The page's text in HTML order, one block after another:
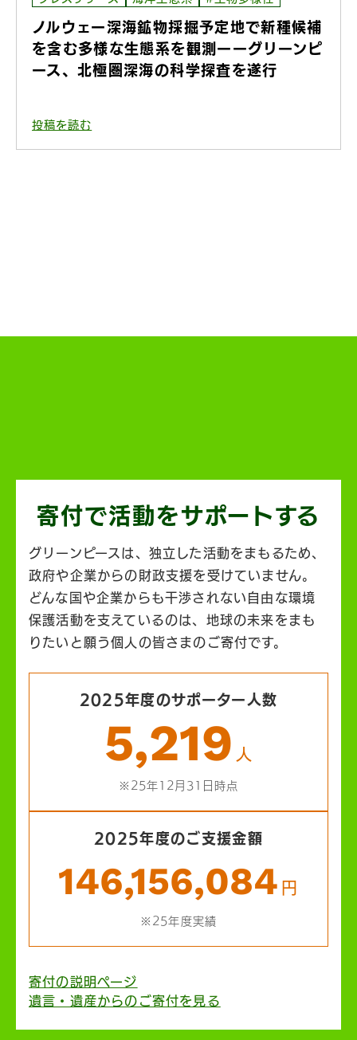
ノルウェー深海鉱物採掘予定地で新種候補
を含む多様な生態系を観測ーーグリーンピ
ース、北極圏深海の科学探査を遂行
投稿を読む
寄付で活動をサポートする
グリーンピースは、独立した活動をまもるため、
政府や企業からの財政支援を受けていません。
どんな国や企業からも干渉されない自由な環境
保護活動を支えているのは、地球の未来をまも
りたいと願う個人の皆さまのご寄付です。
2025年度のサポーター人数
5,219 人
※25年12月31日時点
2025年度のご支援金額
146,156,084 円
※25年度実績
寄付の説明ページ
遺言・遺産からのご寄付を見る